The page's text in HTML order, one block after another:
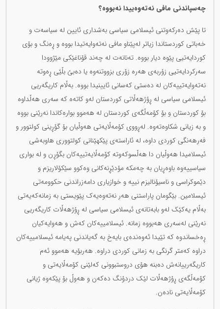
چەسپاندنی مافی نەتەوەییدا نەبووە؟
تا پێش دەرکەوتنی ئیسلامی سیاسی بەشداری ئایین لە سیاسەت و
خەباتی کوردستاندا زیاتر لەپێناو مافی نەتەوایەتیدا بووە و ڕەنگ و بۆی
کوردایەتیی پێوە دیار بووە. تەنانەت لە چەند قۆناغێکی مێژوودا
سەرکردایەتیی زۆربەی هەرە زۆری بزووتنەوە یا دەبێ بڵێی ڕەوتە
نەتەوایەتییەکان لە دەستی کەسانی ئایینیدا بووە. بەڵام کاریگەریی
ئیسلامی سیاسی لە ڕۆژهەڵاتی کوردستان لەو کاتەە کە سەری هەڵداوە
بۆ کوردستان و بۆ کۆمەڵگەی کوردستان لە هەموو بوارەکاندا نەرێنی بووە
و بە زیانی شکاوەتەوە. لەڕووی کۆمەڵایەتی هەوڵیان بۆ گۆڕینی کولتوور و
فەرهەنگی کوردی داوە، لە ئاراستەی پێکهێنانی کولتووری هاوبەشی
ئیسلامیدا هەوڵیان دا هەڵسوکەوتە کۆمەڵایەتییەکان بگۆڕن و لە بواری
سیاسییەوە باوەڕیان بە چەمکە مۆدێڕنەکانی وەکوو سێکۆلاریزم و
دێموکراسی و ناسیۆنالیزم نییە و خوازیاری دامەزراندنی حکوومەتی
ئیسلامین. بێگومان پاراستنی هەر نەتەوەیەک پێویستی بە زمانەکەیەتی
بەڵام یەکێک لەو بابەتانەی ئیسلامی سیاسی لە ڕۆژهەڵات کاریگەریی
نەرێنی لەسەری هەبووە زمانە. ئیسلامییەکان کەش و هەوایەکیان
ڕەخساندوە کە تێیدا ئەوەندەی بایەخ بە گەیاندنی پەیامە ئیسلامییەکان
دراوە کەمتر گرنگی بە زمانی کوردی دراوە. هەربۆیە هەموو ئەم
کاریگەرییانەش دەبنە هۆی دروستبوونی کەلێنی کۆمەڵایەتی و
کۆمەڵگەی ڕۆژهەڵات لێک دردۆنگ دەکەن و هەوڵ بۆ پێکەوە ژیانی
کۆمەڵایەتی نادەن.